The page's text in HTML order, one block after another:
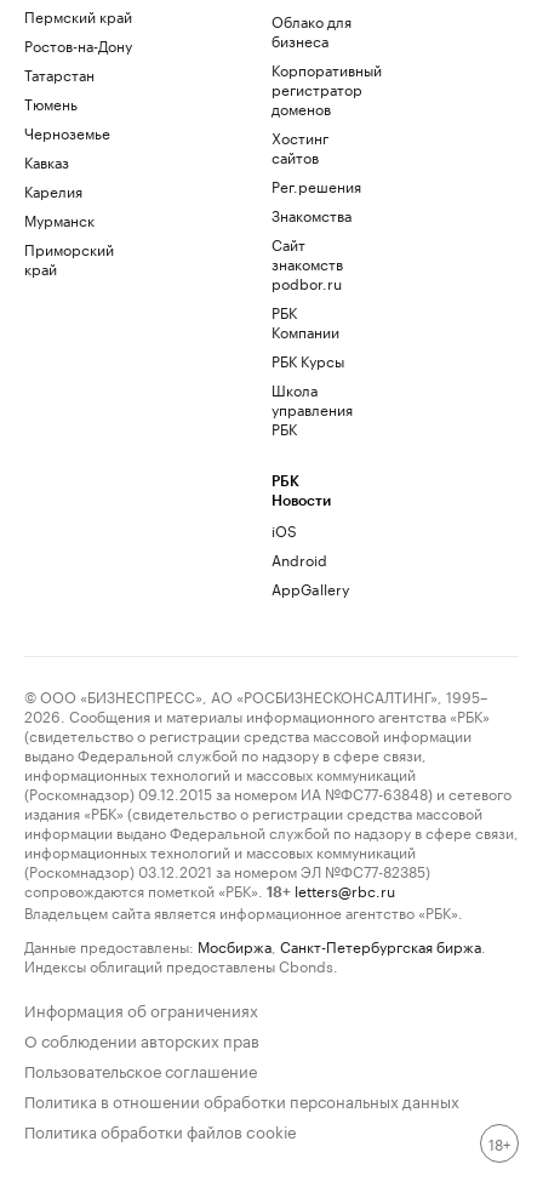
Пермский край
Ростов-на-Дону
Татарстан
Тюмень
Черноземье
Кавказ
Карелия
Мурманск
Приморский
край
Облако для
бизнеса
Корпоративный
регистратор
доменов
Хостинг
сайтов
Рег.решения
Знакомства
Сайт
знакомств
podbor.ru
РБК
Компании
РБК Курсы
Школа
управления
РБК
РБК
Новости
iOS
Android
AppGallery
© ООО «БИЗНЕСПРЕСС», АО «РОСБИЗНЕСКОНСАЛТИНГ», 1995–
2026. Сообщения и материалы информационного агентства «РБК»
(свидетельство о регистрации средства массовой информации
выдано Федеральной службой по надзору в сфере связи,
информационных технологий и массовых коммуникаций
(Роскомнадзор) 09.12.2015 за номером ИА №ФС77-63848) и сетевого
издания «РБК» (свидетельство о регистрации средства массовой
информации выдано Федеральной службой по надзору в сфере связи,
информационных технологий и массовых коммуникаций
(Роскомнадзор) 03.12.2021 за номером ЭЛ №ФС77-82385)
сопровождаются пометкой «РБК».
18+ letters@rbc.ru
Владельцем сайта является информационное агентство «РБК».
Данные предоставлены: Мосбиржа Санкт-Петербургская биржа
Индексы облигаций предоставлены Cbonds.
Информация об ограничениях
О соблюдении авторских прав
Пользовательское соглашение
Политика в отношении обработки персональных данных
Политика обработки файлов cookie
18+